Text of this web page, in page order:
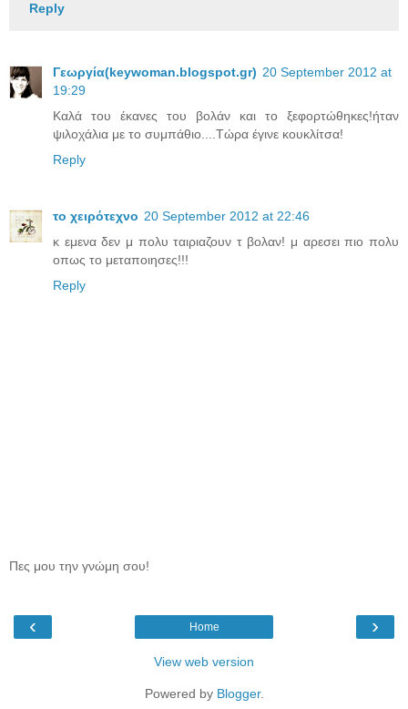
Reply
Γεωργία(keywoman.blogspot.gr) 20 September 2012 at
19:29
Καλά του έκανες του βολάν και το ξεφορτώθηκες!ήταν
ψιλοχάλια με το συμπάθιο....Τώρα έγινε κουκλίτσα!
Reply
το χειρότεχνο 20 September 2012 at 22:46
κ εμενα δεν μ πολυ ταιριαζουν τ βολαν! μ αρεσει πιο πολυ
οπως το μεταποιησες!!!
Reply
Πες μου την γνώμη σου!
‹ ›
Home
View web version
Powered by Blogger.